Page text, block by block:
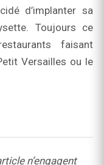
d’implanter sa
Toujours ce
faisant
Versailles ou le
n’engagent